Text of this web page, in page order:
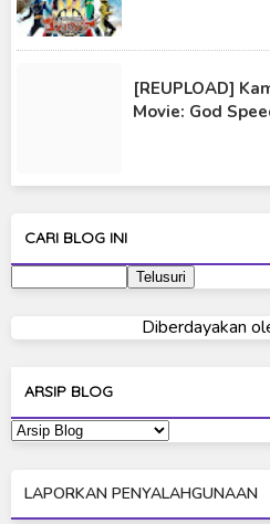
Kamen Rider Vulcan
Kamen Rider W
Kamen Rider Wizard
Ultraman 80
Ultraman Cosmos
Ultraman Dyna
Ultraman Geed
[REUPLOAD]
Movie: God
CARI BLOG INI
Diberdayakan
ARSIP BLOG
LAPORKAN PENYALAHGUNAAN